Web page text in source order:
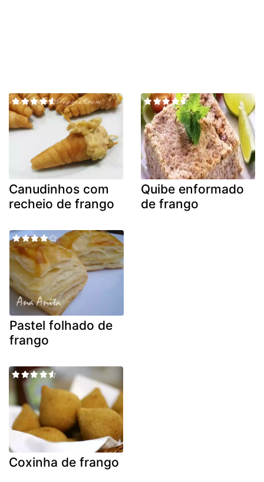
Canudinhos com
recheio de frango
Quibe enformado
de frango
Pastel folhado de
frango
Coxinha de frango